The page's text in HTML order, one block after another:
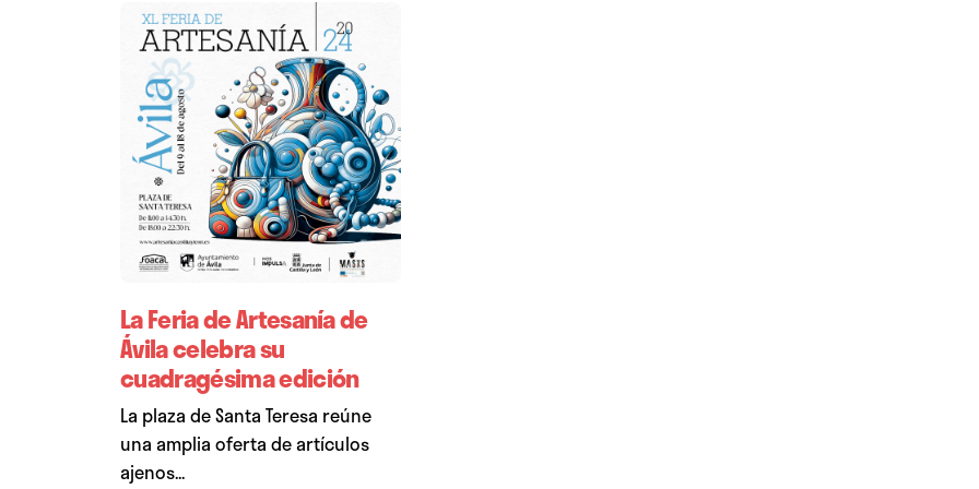
La Feria de Artesanía de
Ávila celebra su
cuadragésima edición
La plaza de Santa Teresa reúne
una amplia oferta de artículos
ajenos...